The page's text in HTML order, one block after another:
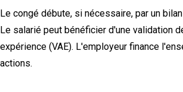
Le congé débute, si nécessaire, par un
Le salarié peut bénéficier d'une validation
expérience (VAE). L'employeur finance
actions.